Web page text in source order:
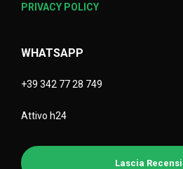
PRIVACY POLICY
WHATSAPP
+39 342 77 28 749
Attivo h24
Lascia